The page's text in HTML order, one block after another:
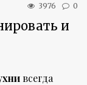
3976 0
и
всегда